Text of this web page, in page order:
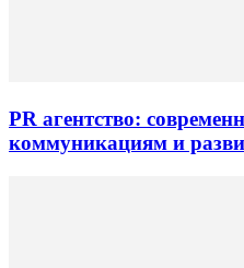
PR агентство:
коммуникациям и